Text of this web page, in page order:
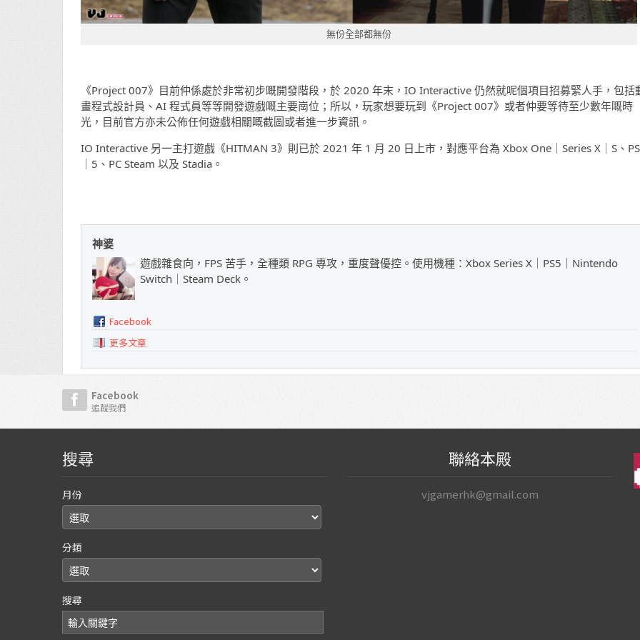
無份全部都無份
《Project 007》目前仲係處於非常初步嘅開發階段，於 2020 年末，IO Interactive 仍然就呢個項目招募緊人手，包括
畫程式設計員、AI 程式員等等開發遊戲嘅主要崗位；所以，玩家想要玩到《Project 007》或者仲要等待至少數年嘅時
光，目前官方亦未公佈任何遊戲相關嘅截圖或者進一步資訊。
IO Interactive 另一主打遊戲《HITMAN 3》則已於 2021 年 1 月 20 日上市，對應平台為 Xbox One｜Series X｜S、
｜5、PC Steam 以及 Stadia。
神婆
遊戲雜食向，FPS 苦手，全種類 RPG 專攻，重度聲優控。使用機種：Xbox Series X｜PS5｜Nintendo
Switch｜Steam Deck。
Facebook
更多文章
Facebook
追蹤我們
搜尋
月份
分類
搜尋
聯絡本殿
vjgamerhk@gmail.com